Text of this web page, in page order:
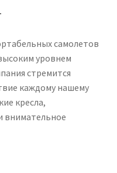
самолетов
уровнем
стремится
каждому нашему
кресла,
внимательное